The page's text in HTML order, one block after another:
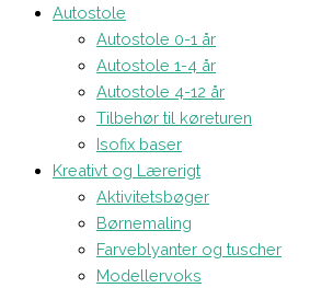
Autostole
Autostole 0-1 år
Autostole 1-4 år
Autostole 4-12 år
Tilbehør til køreturen
Isofix baser
Kreativt og Lærerigt
Aktivitetsbøger
Børnemaling
Farveblyanter og tuscher
Modellervoks